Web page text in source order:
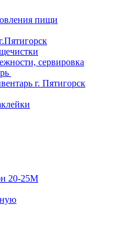
пищи
сервировка
г. Пятигорск
20-25М